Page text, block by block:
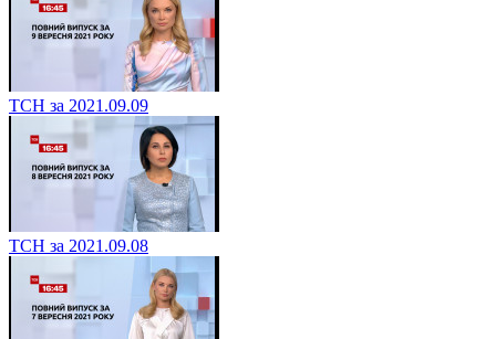
ТСН за 2021.09.09
ТСН за 2021.09.08